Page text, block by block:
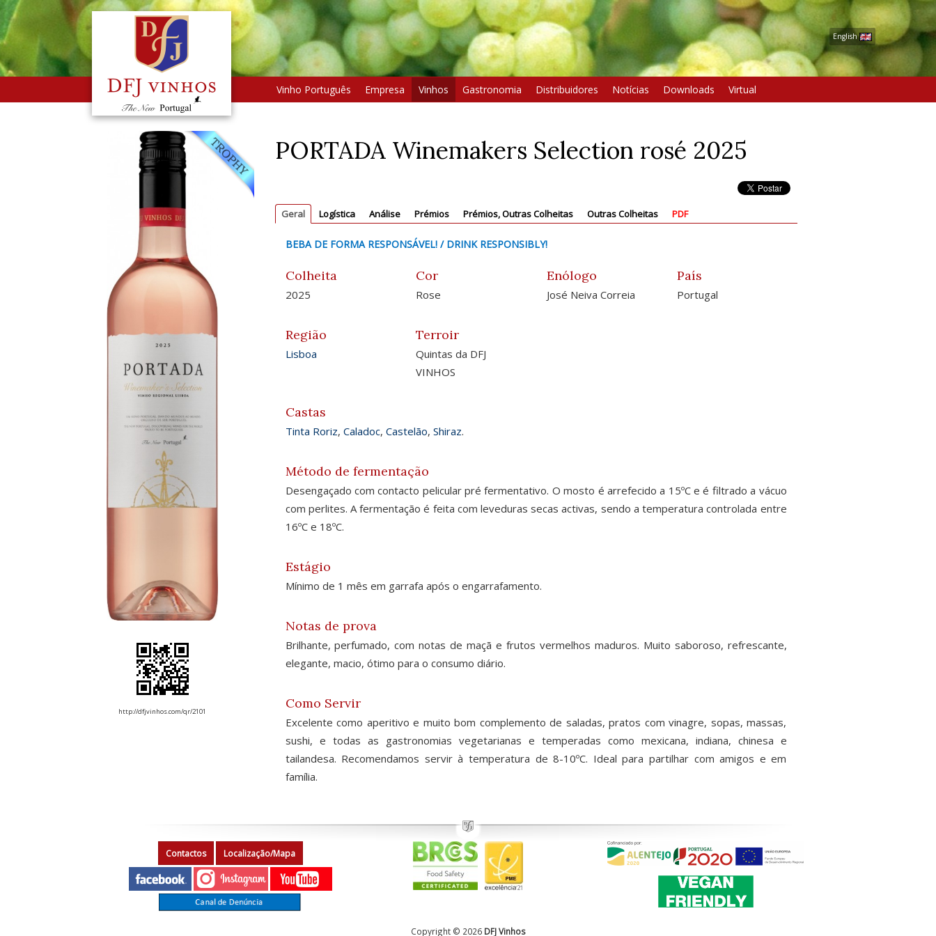
English
Vinho Português Empresa Vinhos Gastronomia Distribuidores Notícias Downloads Virtual
http://dfjvinhos.com/qr/2101
PORTADA Winemakers Selection rosé 2025
Geral Logística Análise Prémios Prémios, Outras Colheitas Outras Colheitas PDF
BEBA DE FORMA RESPONSÁVEL! / DRINK RESPONSIBLY!
Colheita
2025
Cor
Rose
Enólogo
José Neiva Correia
País
Portugal
Região
Lisboa
Terroir
Quintas da DFJ
VINHOS
Castas
Tinta Roriz, Caladoc, Castelão, Shiraz.
Método de fermentação
Desengaçado com contacto pelicular pré fermentativo. O mosto é arrefecido a 15ºC e é filtrado a vácuo
com perlites. A fermentação é feita com leveduras secas activas, sendo a temperatura controlada entre
16ºC e 18ºC.
Estágio
Mínimo de 1 mês em garrafa após o engarrafamento.
Notas de prova
Brilhante, perfumado, com notas de maçã e frutos vermelhos maduros. Muito saboroso, refrescante,
elegante, macio, ótimo para o consumo diário.
Como Servir
Excelente como aperitivo e muito bom complemento de saladas, pratos com vinagre, sopas, massas,
sushi, e todas as gastronomias vegetarianas e temperadas como mexicana, indiana, chinesa e
tailandesa. Recomendamos servir à temperatura de 8-10ºC. Ideal para partilhar com amigos e em
família.
Contactos Localização/Mapa
Copyright © 2026 DFJ Vinhos